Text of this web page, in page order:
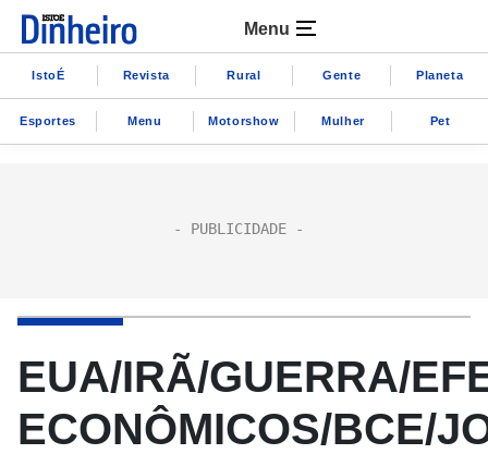
Menu
IstoÉ Revista Rural Gente Planeta
Esportes Menu Motorshow Mulher Pet
EUA/IRÃ/GUERRA/
ECONÔMICOS/BCE/